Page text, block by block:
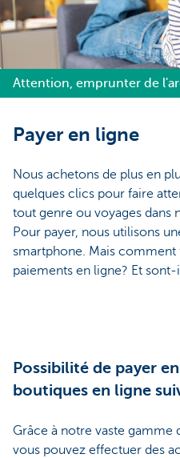
Attention, emprunter de
Payer en ligne
Nous achetons de plus en
quelques clics pour faire
tout genre ou voyages dans
Pour payer, nous utilisons
smartphone. Mais
paiements en ligne? Et
Possibilité de payer
boutiques en ligne
Grâce à notre vaste gamme
vous pouvez effectuer des